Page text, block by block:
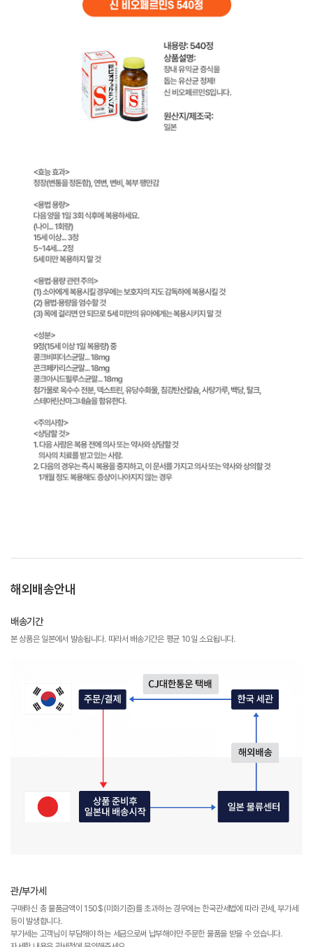
해외배송안내
배송기간
본 상품은 일본에서 발송됩니다. 따라서 배송기간은 평균 10일 소요됩니다.
관/부가세
구매하신 총 물품금액이 150$(미화기준)를 초과하는 경우에는 한국관세법에 따라 관세, 부가세
등이 발생합니다.
부가세는 고객님이 부담해야 하는 세금으로써 납부해야만 주문한 물품을 받을 수 있습니다.